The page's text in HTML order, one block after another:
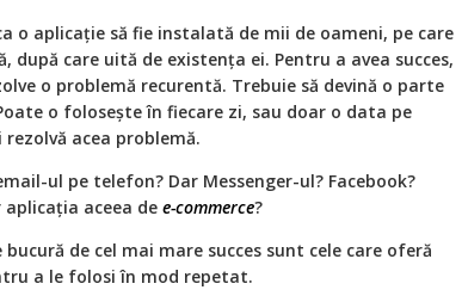
o aplicație să fie instalată de mii de oameni, pe care
după care uită de existența ei. Pentru a avea succes,
o problemă recurentă. Trebuie să devină o parte
o folosește în fiecare zi, sau doar o data pe
acea problemă.
ul pe telefon? Dar Messenger-ul? Facebook?
aplicația aceea de e-commerce?
de cel mai mare succes sunt cele care oferă
a le folosi în mod repetat.